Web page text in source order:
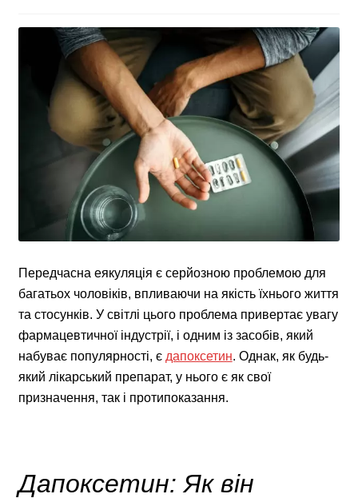
Передчасна еякуляція є серйозною проблемою для
багатьох чоловіків, впливаючи на якість їхнього життя
та стосунків. У світлі цього проблема привертає увагу
фармацевтичної індустрії, і одним із засобів, який
набуває популярності, є дапоксетин. Однак, як будь-
який лікарський препарат, у нього є як свої
призначення, так і протипоказання.
Дапоксетин: Як він